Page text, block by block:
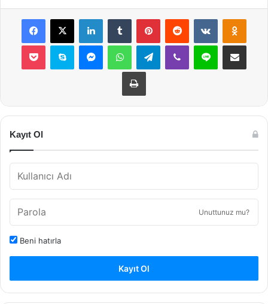
Facebook
X LinkedInTumblr PinterestReddit VKontakte
Pocket Skype MessengerWhatsAppTelegramViber Line E-Posta ile
Yazdır
Kayıt Ol
Unuttunuz mu?
Beni hatırla
Kayıt Ol